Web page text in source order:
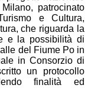
patrocinato
e Cultura,
che riguarda la
e la possibilità di
del Fiume Po in
in Consorzio di
un protocollo
finalità ed